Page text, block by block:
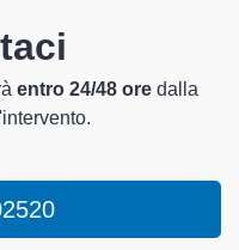
entro 24/48 ore dalla